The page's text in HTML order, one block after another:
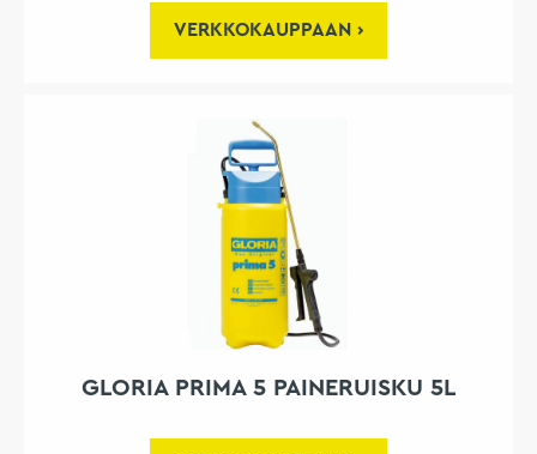
VERKKOKAUPPAAN
GLORIA PRIMA 5 PAINERUISKU 5L